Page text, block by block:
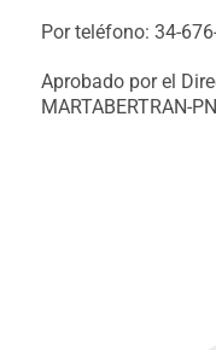
Por teléfono: 34-
Aprobado por el
MARTABERTRAN-